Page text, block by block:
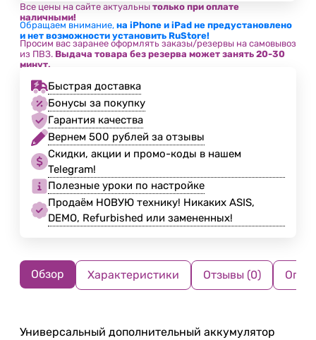
Все цены на сайте актуальны только при оплате
наличными!
Обращаем внимание, на iPhone и iPad не предустановлено
и нет возможности установить RuStore!
Просим вас заранее оформлять заказы/резервы на самовывоз
из ПВЗ. Выдача товара без резерва может занять 20-30
минут.
Быстрая доставка
Бонусы за покупку
Гарантия качества
Вернем 500 рублей за отзывы
Скидки, акции и промо-коды в нашем
Telegram!
Полезные уроки по настройке
Продаём НОВУЮ технику! Никаких ASIS,
DEMO, Refurbished или замененных!
Обзор Характеристики Отзывы (0)
Универсальный дополнительный аккумулятор